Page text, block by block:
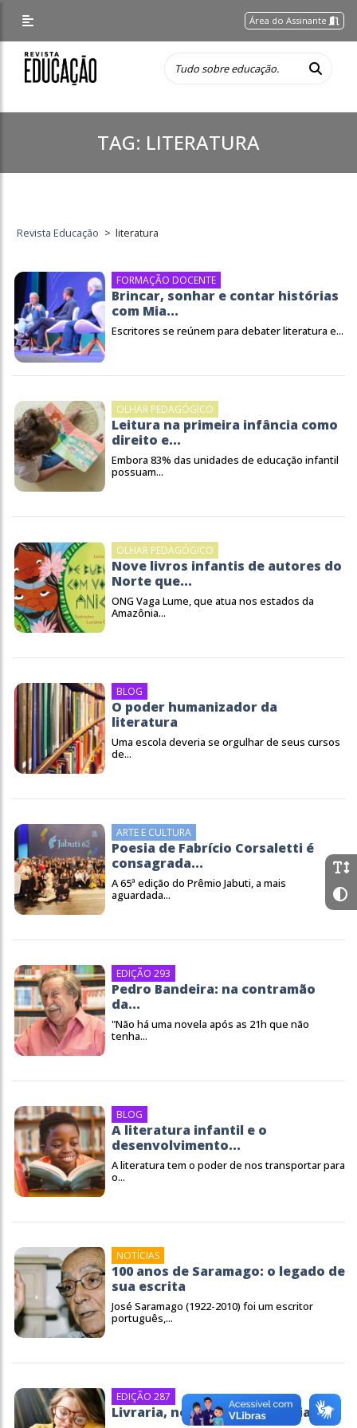
Área do Assinante
TAG: LITERATURA
Revista Educação > literatura
FORMAÇÃO DOCENTE
Brincar, sonhar e contar histórias
com Mia...
Escritores se reúnem para debater literatura e...
OLHAR PEDAGÓGICO
Leitura na primeira infância como
direito e...
Embora 83% das unidades de educação infantil
possuam...
OLHAR PEDAGÓGICO
Nove livros infantis de autores do
Norte que...
ONG Vaga Lume, que atua nos estados da
Amazônia...
BLOG
O poder humanizador da
literatura
Uma escola deveria se orgulhar de seus cursos
de...
ARTE E CULTURA
Poesia de Fabrício Corsaletti é
consagrada...
A 65ª edição do Prêmio Jabuti, a mais
aguardada...
EDIÇÃO 293
Pedro Bandeira: na contramão
da...
"Não há uma novela após as 21h que não
tenha...
BLOG
A literatura infantil e o
desenvolvimento...
A literatura tem o poder de nos transportar para
o...
NOTÍCIAS
100 anos de Saramago: o legado de
sua escrita
José Saramago (1922-2010) foi um escritor
português,...
EDIÇÃO 287
Livraria, novo espaço das crianças